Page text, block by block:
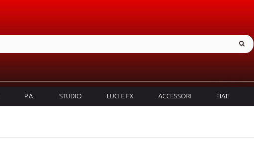
P.A. STUDIO LUCI E FX ACCESSORI FIATI